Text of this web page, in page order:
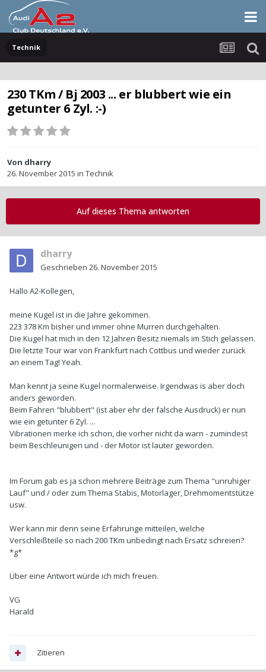
Technik
230 TKm / Bj 2003 ... er blubbert wie ein
getunter 6 Zyl. :-)
Von dharry
26. November 2015 in Technik
Auf dieses Thema antworten
dharry
Geschrieben 26. November 2015
Hallo A2-Kollegen,
meine Kugel ist in die Jahre gekommen.
223 378 Km bisher und immer ohne Murren durchgehalten.
Die Kugel hat mich in den 12 Jahren Besitz niemals im Stich gelassen.
Die letzte Tour war von Frankfurt nach Cottbus und wieder zurück
an einem Tag! Yeah.
Man kennt ja seine Kugel normalerweise. Irgendwas is aber doch
anders geworden.
Beim Fahren "blubbert" (ist aber ehr der falsche Ausdruck) er nun
wie ein getunter 6 Zyl. ...
Vibrationen merke ich schon, die vorher nicht da warn - zumindest
beim Beschleunigen und - der Motor ist lauter geworden.
Im Forum gab es ja schon mehrere Beiträge zum Thema "unruhiger
Lauf" und / oder zum Thema Stabis, Motorlager, Drehmomentstütze
usw.
Wer kann mir denn seine Erfahrunge mitteilen, welche
Verschleißteile so nach 200 TKm unbedingt nach Ersatz schreien?
*g*
Über eine Antwort würde ich mich freuen.
VG
Harald
Zitieren